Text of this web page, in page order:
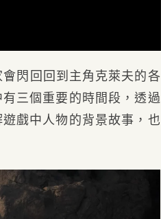
閃回回到主角克萊夫的各
三個重要的時間段，透過
戲中人物的背景故事，也